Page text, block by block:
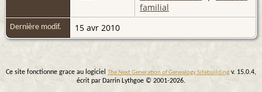
familial
Dernière modif. 15 avr 2010
Ce site fonctionne grace au logiciel The Next Generation of Genealogy Sitebuilding v. 15.0.4,
écrit par Darrin Lythgoe © 2001-2026.